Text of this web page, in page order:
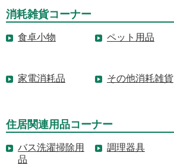
消耗雑貨コーナー
食卓小物 ペット用品
家電消耗品 その他消耗雑貨
住居関連用品コーナー
バス洗濯掃除用
品
調理器具